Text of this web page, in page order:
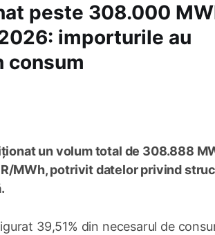
peste 308.000
importurile au
consum
un volum total de 308.888
MWh, potrivit datelor privind
39,51% din necesarul de